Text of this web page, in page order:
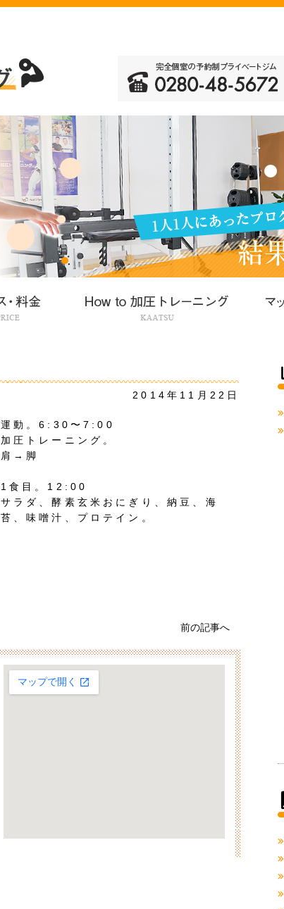
2014年11月22日
運動。6:30〜7:00
加圧トレーニング。
肩→脚
1食目。12:00
サラダ、酵素玄米おにぎり、納豆、海
苔、味噌汁、プロテイン。
前の記事へ